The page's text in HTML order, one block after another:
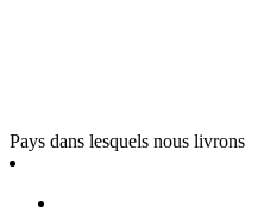
Pays dans lesquels nous livrons